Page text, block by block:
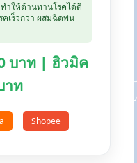
ำให้ต้านทานโรคได้ดี
เร็วกว่า ผสมฉีดพ่น
บาท | ฮิวมิค
าท
Shopee